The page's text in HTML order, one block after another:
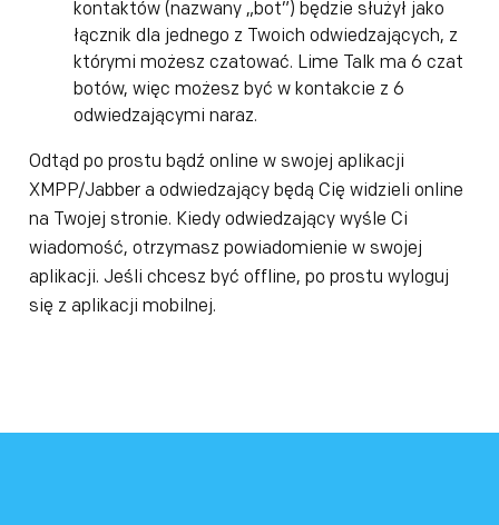
kontaktów (nazwany „bot”) będzie służył jako
łącznik dla jednego z Twoich odwiedzających, z
którymi możesz czatować. Lime Talk ma 6 czat
botów, więc możesz być w kontakcie z 6
odwiedzającymi naraz.
Odtąd po prostu bądź online w swojej aplikacji
XMPP/Jabber a odwiedzający będą Cię widzieli online
na Twojej stronie. Kiedy odwiedzający wyśle Ci
wiadomość, otrzymasz powiadomienie w swojej
aplikacji. Jeśli chcesz być offline, po prostu wyloguj
się z aplikacji mobilnej.